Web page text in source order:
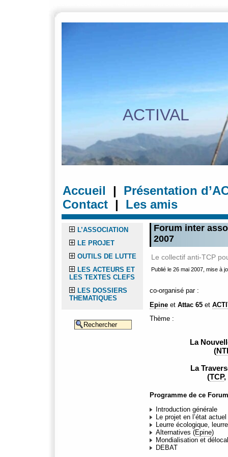
ACTIVAL
Accueil |
Présentation
Contact | Les amis
L’ASSOCIATION
LE PROJET
OUTILS DE LUTTE
LES ACTEURS ET
LES TEXTES CLEFS
LES DOSSIERS
THEMATIQUES
Forum inter
2007
Le collectif anti-TCP
Publié le 26 mai 2007, mise à
co-organisé par :
Epine et Attac 65 et
Thème :
La
(
La
(TCP,
Programme de ce
Introduction générale
Le projet en l’état actuel
Leurre écologique,
Alternatives (Epine)
Mondialisation et
DEBAT